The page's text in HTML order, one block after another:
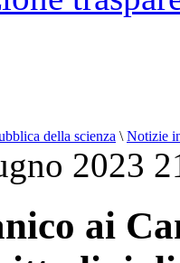
della scienza \ Notizie
2023
ai